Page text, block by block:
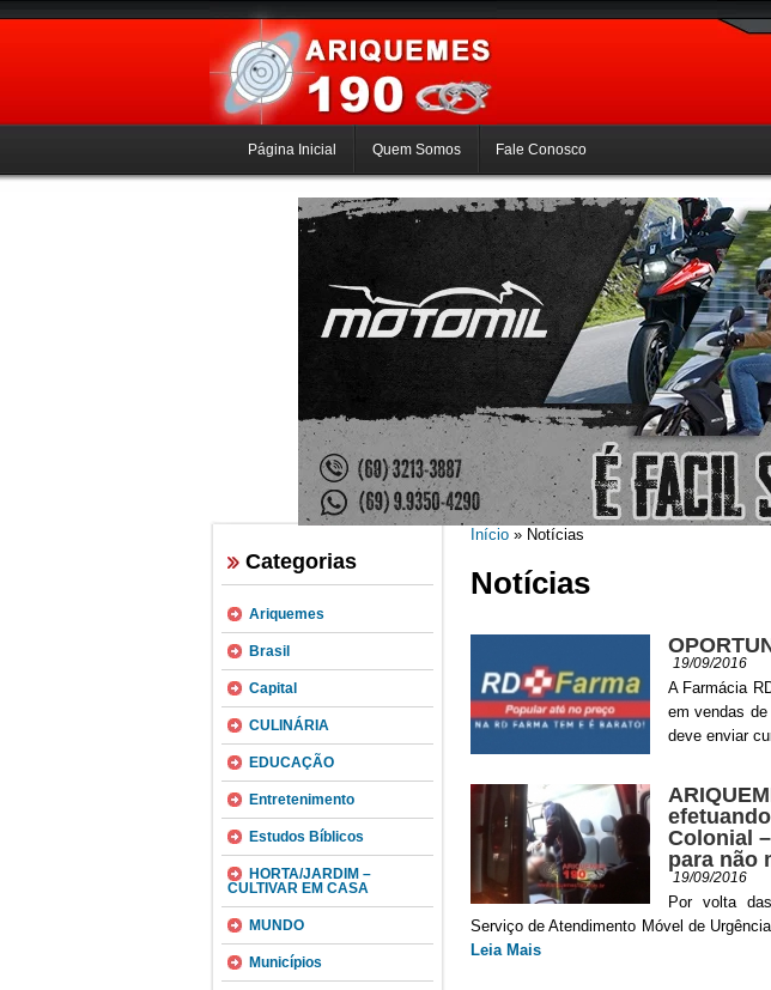
Página Inicial Quem Somos Fale Conosco
Categorias
Ariquemes
Brasil
Capital
CULINÁRIA
EDUCAÇÃO
Entretenimento
Estudos Bíblicos
HORTA/JARDIM –
CULTIVAR EM CASA
MUNDO
Municípios
Início» Notícias
Notícias
19/09/2016
A Farmácia
em vendas
deve enviar
Colonial
para não
19/09/2016
Por volta
Serviço de Atendimento Móvel de
Leia Mais